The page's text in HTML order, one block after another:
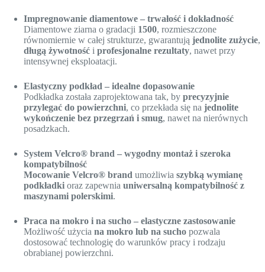
Impregnowanie diamentowe – trwałość i dokładność
Diamentowe ziarna o gradacji 1500, rozmieszczone
równomiernie w całej strukturze, gwarantują jednolite zużycie,
długą żywotność i profesjonalne rezultaty, nawet przy
intensywnej eksploatacji.
Elastyczny podkład – idealne dopasowanie
Podkładka została zaprojektowana tak, by precyzyjnie
przylegać do powierzchni, co przekłada się na jednolite
wykończenie bez przegrzań i smug, nawet na nierównych
posadzkach.
System Velcro® brand – wygodny montaż i szeroka
kompatybilność
Mocowanie Velcro® brand umożliwia szybką wymianę
podkładki oraz zapewnia uniwersalną kompatybilność z
maszynami polerskimi.
Praca na mokro i na sucho – elastyczne zastosowanie
Możliwość użycia na mokro lub na sucho pozwala
dostosować technologię do warunków pracy i rodzaju
obrabianej powierzchni.